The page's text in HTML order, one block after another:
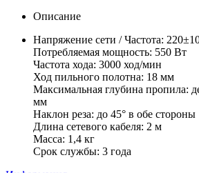
Описание
Напряжение сети / Частота:
Потребляемая мощность: 550 Вт
Частота хода: 3000 ход/мин
Ход пильного полотна: 18 мм
Максимальная глубина пропила:
мм
Наклон реза: до 45° в обе стороны
Длина сетевого кабеля: 2 м
Масса: 1,4 кг
Срок службы: 3 года